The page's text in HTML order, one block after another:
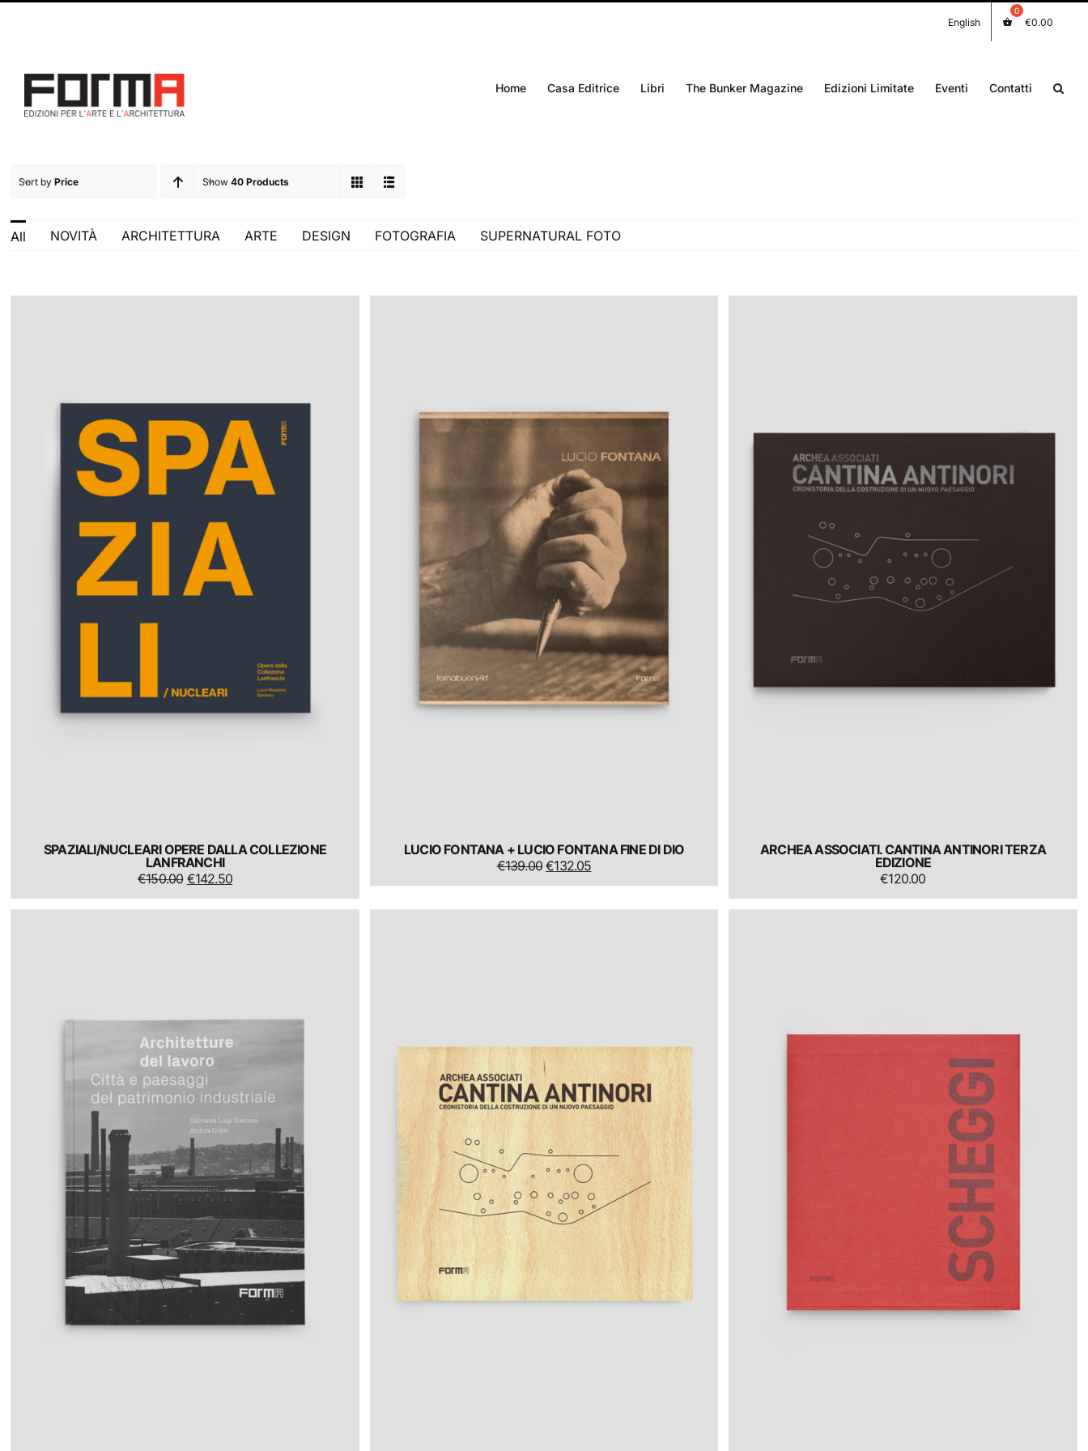
English €0.00
Home Casa Editrice Libri The Bunker Magazine Edizioni Limitate Eventi Contatti
Sort byPrice Show40 Products
All NOVITÀ ARCHITETTURA ARTE DESIGN FOTOGRAFIA SUPERNATURAL FOTO
SPAZIALI/NUCLEARI OPERE DALLA COLLEZIONE
LANFRANCHI
€150.00 IL
PREZZO
ORIGINALE
€142.50IL
PREZZO
ATTUALE
LUCIO FONTANA + LUCIO FONTANA FINE DI DIO
€139.00 IL
PREZZO
ORIGINALE
€132.05IL
PREZZO
ATTUALE
ARCHEA ASSOCIATI. CANTINA ANTINORI TERZA
EDIZIONE
€120.00